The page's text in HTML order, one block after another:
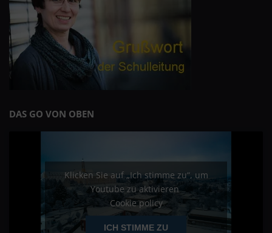
DAS GO VON OBEN
Klicken Sie auf „Ich stimme zu“, um
Youtube zu aktivieren
Cookie policy
ICH STIMME ZU